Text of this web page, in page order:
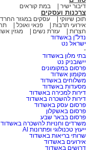
דיבור ישיר במת קוראים
צרכנות ועסקים
תוכן שיווקי
עסקים במגזר
אירועי תרבות
פנאי ואוכל
חצרות
עזרת נשים
מגזין
נדל"ן באשדוד
ישראל נט
-
בתי מלון באשדוד
יישובניק נט
פרסום במקומונים
מקומון אשדוד
משלוחים באשדוד
מסעדות באשדוד
דירות למכירה באשדוד
דירות להשכרה באשדוד
פרסום עסק באשדוד
פרסום באשקלון
פרסום בבאר שבע
משרדים וחנויות להשכרה באשדוד
ייעוץ טכנולוגי ופתרונות AI
שרותי בריאות באשדוד
אירועים באשדוד
דרושים באשדוד